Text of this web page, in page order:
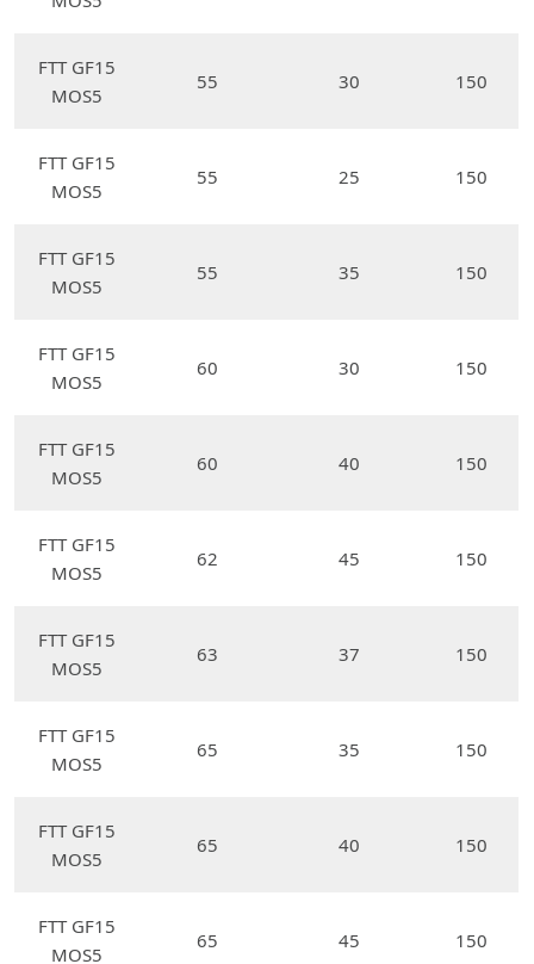
FTT GF15
MOS5
55 30 150
FTT GF15
MOS5
55 25 150
FTT GF15
MOS5
55 35 150
FTT GF15
MOS5
60 30 150
FTT GF15
MOS5
60 40 150
FTT GF15
MOS5
62 45 150
FTT GF15
MOS5
63 37 150
FTT GF15
MOS5
65 35 150
FTT GF15
MOS5
65 40 150
FTT GF15
MOS5
65 45 150